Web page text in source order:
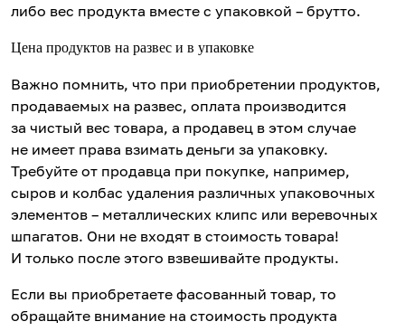
либо вес продукта вместе с упаковкой – брутто.
Цена продуктов на развес и в упаковке
Важно помнить, что при приобретении продуктов,
продаваемых на развес, оплата производится
за чистый вес товара, а продавец в этом случае
не имеет права взимать деньги за упаковку.
Требуйте от продавца при покупке, например,
сыров и колбас удаления различных упаковочных
элементов – металлических клипс или веревочных
шпагатов. Они не входят в стоимость товара!
И только после этого взвешивайте продукты.
Если вы приобретаете фасованный товар, то
обращайте внимание на стоимость продукта